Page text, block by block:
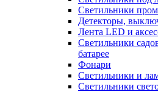
Светильники
Детекторы,
Лента LED и
Светильники
батарее
Фонари
Светильники и
Светильники